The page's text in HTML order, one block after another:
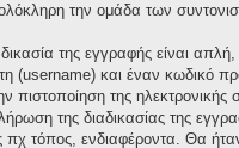
την ομάδα των
της εγγραφής είναι
(username) και έναν κωδικό
πιστοποίηση της
της διαδικασίας της
τόπος, ενδιαφέροντα. Θα ήταν